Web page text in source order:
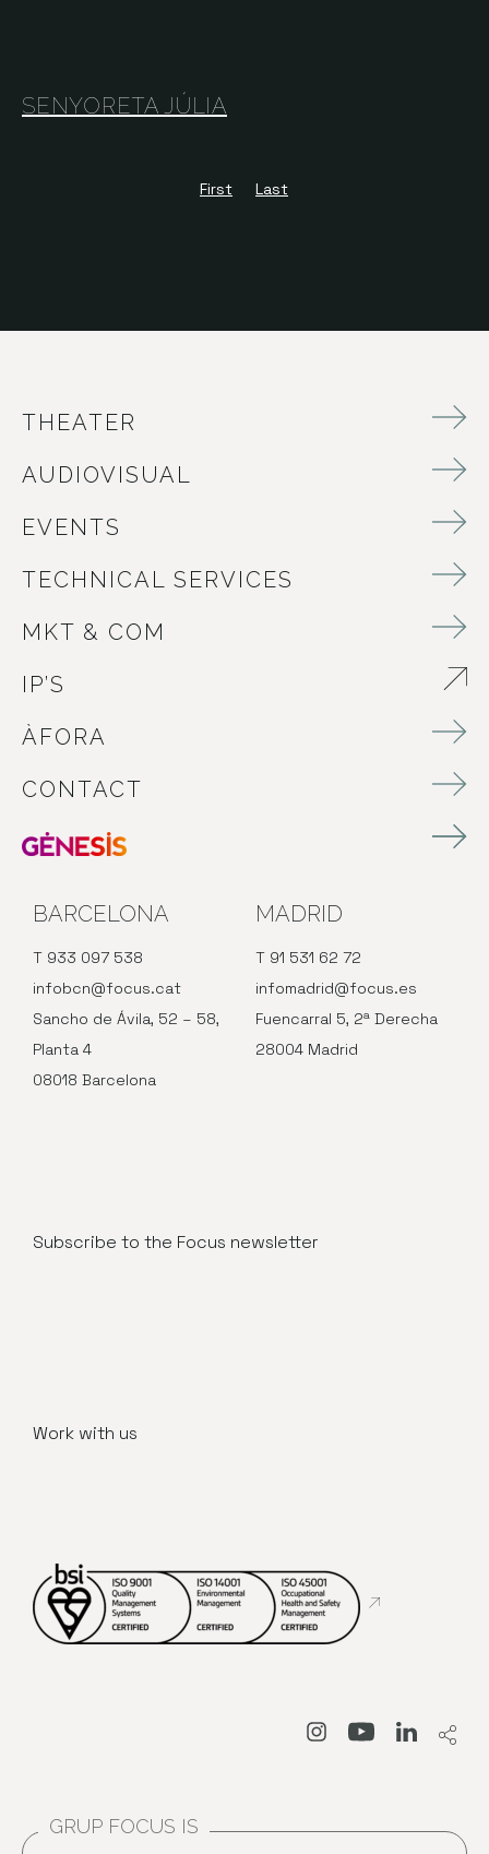
SENYORETA JÚLIA
First Last
THEATER
AUDIOVISUAL
EVENTS
TECHNICAL SERVICES
MKT & COM
IP’S
ÀFORA
CONTACT
BARCELONA
T 933 097 538
infobcn@focus.cat
Sancho de Ávila, 52 – 58,
Planta 4
08018 Barcelona
MADRID
T 91 531 62 72
infomadrid@focus.es
Fuencarral 5, 2ª Derecha
28004 Madrid
Subscribe to the Focus newsletter
Work with us
Abre en nueva
Abre en nueva
Abre en
GRUP FOCUS IS